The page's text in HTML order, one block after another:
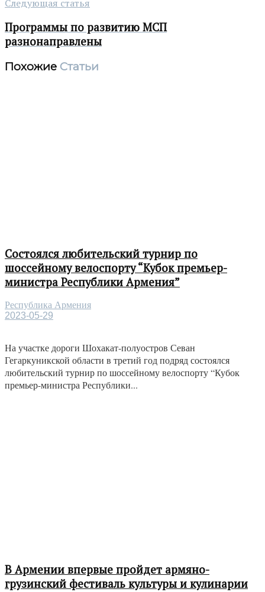
Следующая статья
Программы по развитию МСП
разнонаправлены
Похожие Статьи
Состоялся любительский турнир по
шоссейному велоспорту “Кубок премьер-
министра Республики Армения”
Республика Армения
2023-05-29
На участке дороги Шохакат-полуостров Севан
Гегаркуникской области в третий год подряд состоялся
любительский турнир по шоссейному велоспорту “Кубок
премьер-министра Республики...
В Армении впервые пройдет армяно-
грузинский фестиваль культуры и кулинарии